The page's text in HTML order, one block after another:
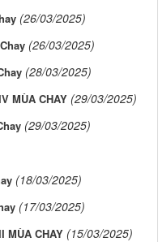
(26/03/2025)
(26/03/2025)
(28/03/2025)
MÙA CHAY (29/03/2025)
(29/03/2025)
(18/03/2025)
(17/03/2025)
MÙA CHAY (15/03/2025)